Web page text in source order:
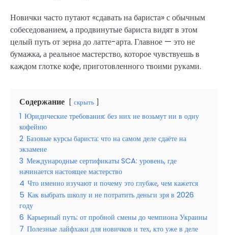
Новички часто путают «сдавать на бариста» с обычным
собеседованием, а продвинутые бариста видят в этом
целый путь от зерна до латте-арта. Главное — это не
бумажка, а реальное мастерство, которое чувствуешь в
каждом глотке кофе, приготовленного твоими руками.
Содержание скрыть
1 Юридические требования: без них не возьмут ни в одну
кофейню
2 Базовые курсы бариста: что на самом деле сдаёте на
экзамене
3 Международные сертификаты SCA: уровень, где
начинается настоящее мастерство
4 Что именно изучают и почему это глубже, чем кажется
5 Как выбрать школу и не потратить деньги зря в 2026
году
6 Карьерный путь: от пробной смены до чемпиона Украины
7 Полезные лайфхаки для новичков и тех, кто уже в деле